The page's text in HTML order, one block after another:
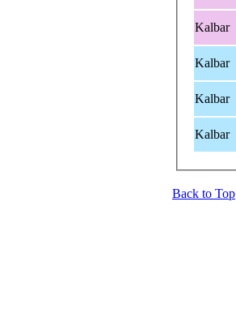
Kalbar
Kalbar
Kalbar
Kalbar
Back to Top